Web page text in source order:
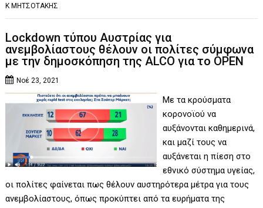
Κ ΜΗΤΣΟΤΑΚΗΣ
Lockdown τύπου Αυστρίας για
ανεμβολίαστους θέλουν οι πολίτες σύμφωνα
με την δημοσκόπηση της ALCO για το OPEN
Νοέ 23, 2021
Με τα κρούσματα
κορονοϊού να
αυξάνονται καθημερινά,
και μαζί τους να
αυξάνεται η πίεση στο
εθνικό σύστημα υγείας,
οι πολίτες φαίνεται πως θέλουν αυστηρότερα μέτρα για τους
ανεμβολίαστους, όπως προκύπτει από τα ευρήματα της